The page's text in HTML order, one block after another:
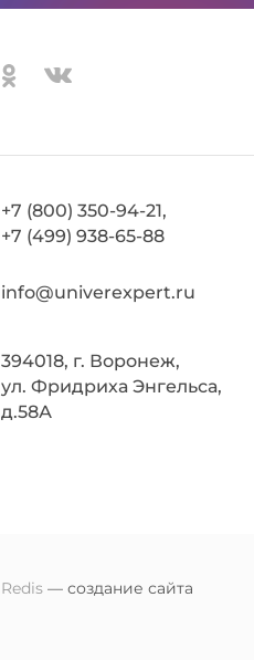
+7 (800) 350-94-21,
+7 (499) 938-65-88
info@univerexpert.ru
394018, г. Воронеж,
ул. Фридриха Энгельса,
д.58А
Redis — создание сайта